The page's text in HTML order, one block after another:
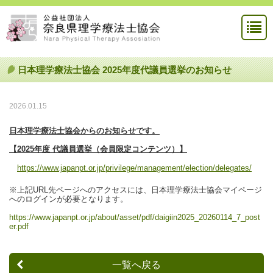
日本理学療法士協会 2025年度代議員選挙のお知らせ
2026.01.15
日本理学療法士協会からのお知らせです。
【2025年度 代議員選挙（会員限定コンテンツ）】
https://www.japanpt.or.jp/privilege/management/election/delegates/
※上記URL先ページへのアクセスには、日本理学療法士協会マイページ
へのログインが必要となります。
https://www.japanpt.or.jp/about/asset/pdf/daigiin2025_20260114_7_post
er.pdf
一覧へ戻る